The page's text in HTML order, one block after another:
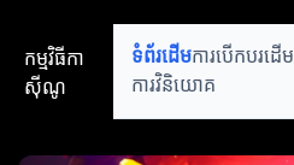
កម្មវិធីកា
ស៊ីណូ
ទំព័រដើមការបើកបរដើម
ការវិនិយោគ